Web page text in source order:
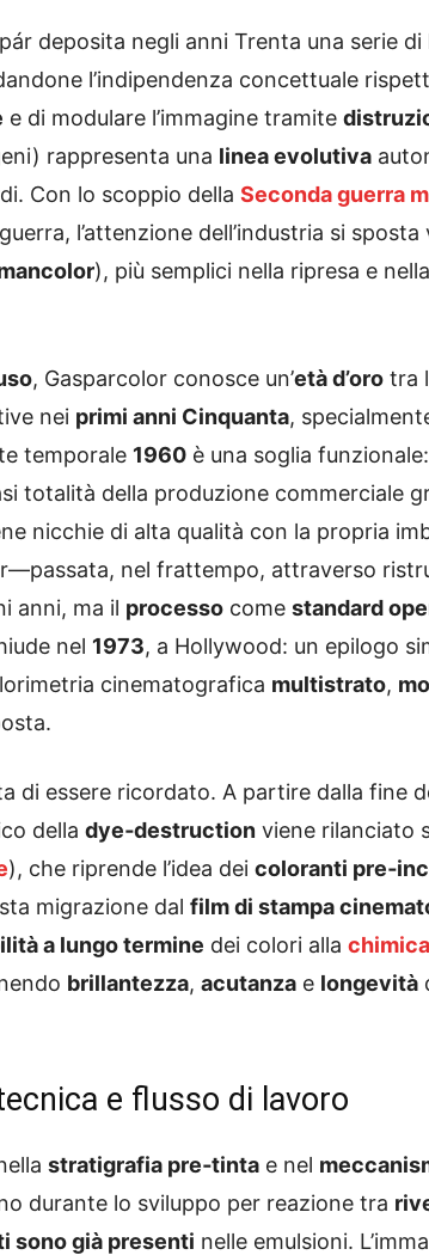
deposita negli anni Trenta una serie di
l’indipendenza concettuale
e di modulare l’immagine tramite
rappresenta una linea evolutiva
Con lo scoppio della Seconda guerra
l’attenzione dell’industria si sposta
), più semplici nella ripresa e
, Gasparcolor conosce un’età d’oro tra
nei primi anni Cinquanta,
temporale 1960 è una soglia
totalità della produzione commerciale
nicchie di alta qualità con la propria
nel frattempo, attraverso
anni, ma il processo come standard
nel 1973, a Hollywood: un epilogo
cinematografica multistrato,
di essere ricordato. A partire dalla fine
della dye‑destruction viene rilanciato
), che riprende l’idea dei coloranti
migrazione dal film di stampa
a lungo termine dei colori alla chimica
brillantezza, acutanza e longevità
e flusso di lavoro
stratigrafia pre‑tinta e nel
durante lo sviluppo per reazione tra
sono già presenti nelle emulsioni.